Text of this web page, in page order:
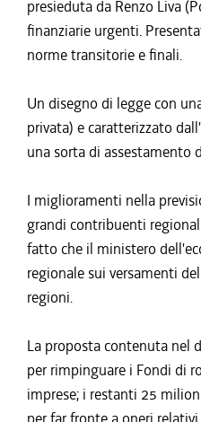
presieduta da Renzo Liva
finanziarie urgenti.
norme transitorie e finali.
Un disegno di legge con
privata) e caratterizzato
una sorta di assestamento
I miglioramenti nella
grandi contribuenti
fatto che il ministero
regionale sui versamenti
regioni.
La proposta contenuta nel
per rimpinguare i Fondi di
imprese; i restanti 25